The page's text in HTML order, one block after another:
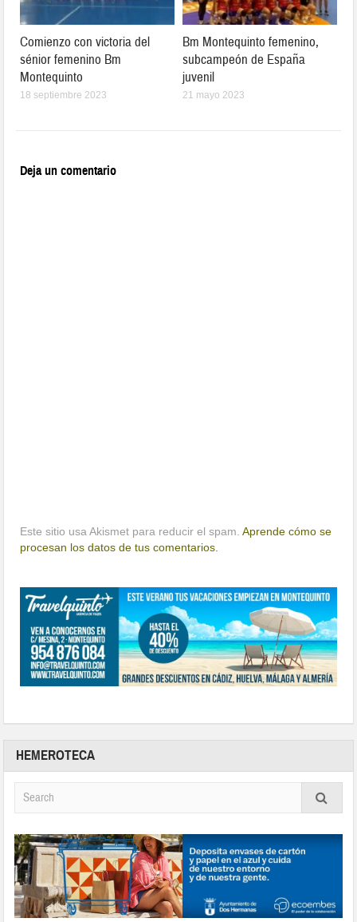
Comienzo con victoria del
sénior femenino Bm
Montequinto
18 septiembre 2023
Bm Montequinto femenino,
subcampeón de España
juvenil
21 mayo 2023
Deja un comentario
Este sitio usa Akismet para reducir el spam.Aprende cómo se
procesan los datos de tus comentarios.
HEMEROTECA